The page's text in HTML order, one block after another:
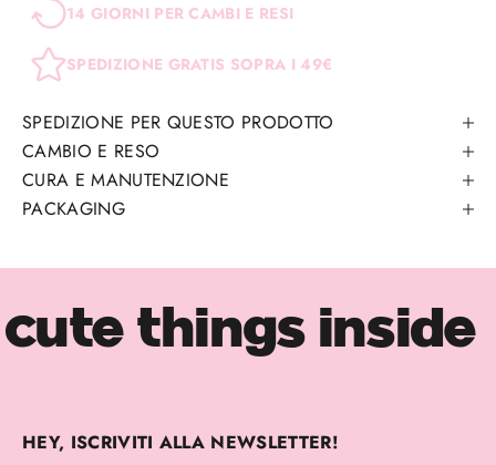
14 GIORNI PER CAMBI E RESI
SPEDIZIONE GRATIS SOPRA I 49€
SPEDIZIONE PER QUESTO PRODOTTO
CAMBIO E RESO
CURA E MANUTENZIONE
PACKAGING
cute things inside
HEY, ISCRIVITI ALLA NEWSLETTER!